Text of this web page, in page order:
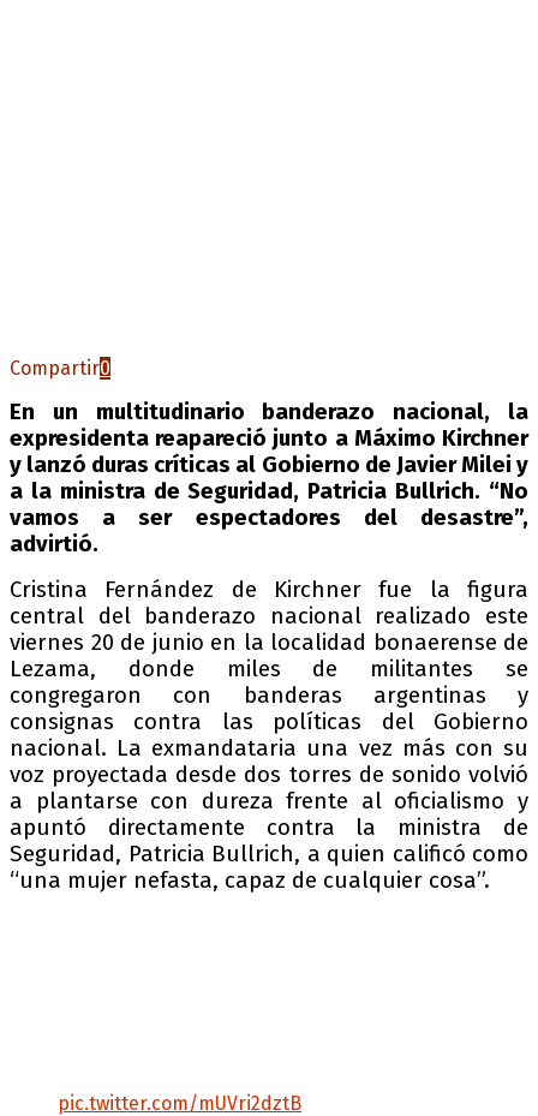
Compartir0
En un multitudinario banderazo nacional, la
expresidenta reapareció junto a Máximo Kirchner
y lanzó duras críticas al Gobierno de Javier Milei y
a la ministra de Seguridad, Patricia Bullrich. “No
vamos a ser espectadores del desastre”,
advirtió.
Cristina Fernández de Kirchner fue la figura
central del banderazo nacional realizado este
viernes 20 de junio en la localidad bonaerense de
Lezama, donde miles de militantes se
congregaron con banderas argentinas y
consignas contra las políticas del Gobierno
nacional. La exmandataria una vez más con su
voz proyectada desde dos torres de sonido volvió
a plantarse con dureza frente al oficialismo y
apuntó directamente contra la ministra de
Seguridad, Patricia Bullrich, a quien calificó como
“una mujer nefasta, capaz de cualquier cosa”.
pic.twitter.com/mUVri2dztB